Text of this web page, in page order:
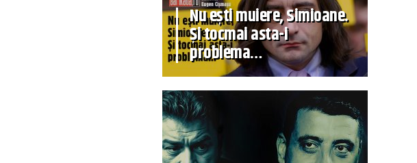
Nu ești muiere, Simioane.
Și tocmai asta-i
problema…